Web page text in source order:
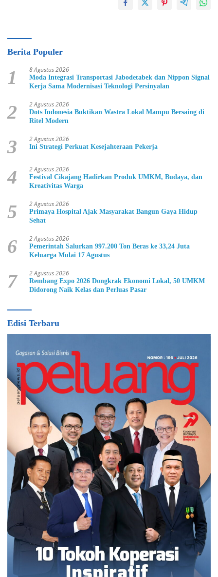
Berita Populer
1 8 Agustus 2026
Moda Integrasi Transportasi Jabodetabek dan Nippon Signal
Kerja Sama Modernisasi Teknologi Persinyalan
2 2 Agustus 2026
Dots Indonesia Buktikan Wastra Lokal Mampu Bersaing di
Ritel Modern
3 2 Agustus 2026
Ini Strategi Perkuat Kesejahteraan Pekerja
4 2 Agustus 2026
Festival Cikajang Hadirkan Produk UMKM, Budaya, dan
Kreativitas Warga
5 2 Agustus 2026
Primaya Hospital Ajak Masyarakat Bangun Gaya Hidup
Sehat
6 2 Agustus 2026
Pemerintah Salurkan 997.200 Ton Beras ke 33,24 Juta
Keluarga Mulai 17 Agustus
7 2 Agustus 2026
Rembang Expo 2026 Dongkrak Ekonomi Lokal, 50 UMKM
Didorong Naik Kelas dan Perluas Pasar
Edisi Terbaru